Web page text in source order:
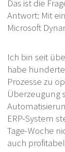
Das ist die
Antwort: Mit
Microsoft
Ich bin seit
habe
Prozesse zu
Überzeugung
ERP-System
Tage-Woche
auch